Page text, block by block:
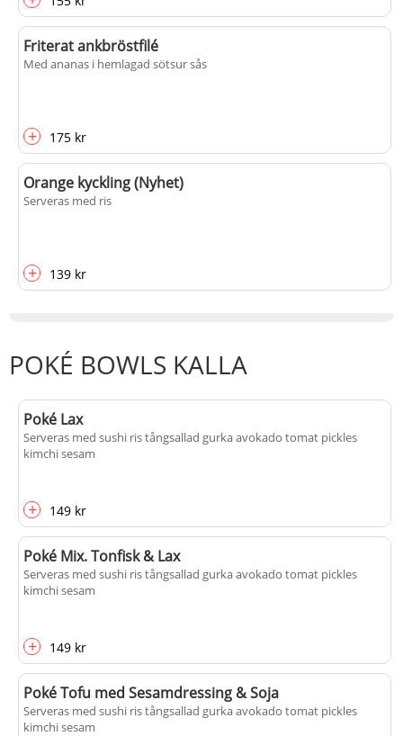
Friterat ankbröstfilé
Med ananas i hemlagad sötsur sås
+ 175 kr
Orange kyckling (Nyhet)
Serveras med ris
+ 139 kr
POKÉ BOWLS KALLA
Poké Lax
Serveras med sushi ris tångsallad gurka avokado tomat pickles
kimchi sesam
+ 149 kr
Poké Mix. Tonfisk & Lax
Serveras med sushi ris tångsallad gurka avokado tomat pickles
kimchi sesam
+ 149 kr
Poké Tofu med Sesamdressing & Soja
Serveras med sushi ris tångsallad gurka avokado tomat pickles
kimchi sesam